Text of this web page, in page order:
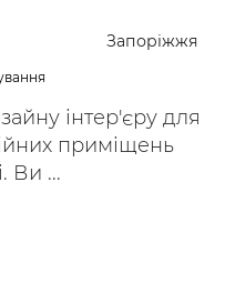
Запоріжжя
інтер'єру для
приміщень
Ви ...